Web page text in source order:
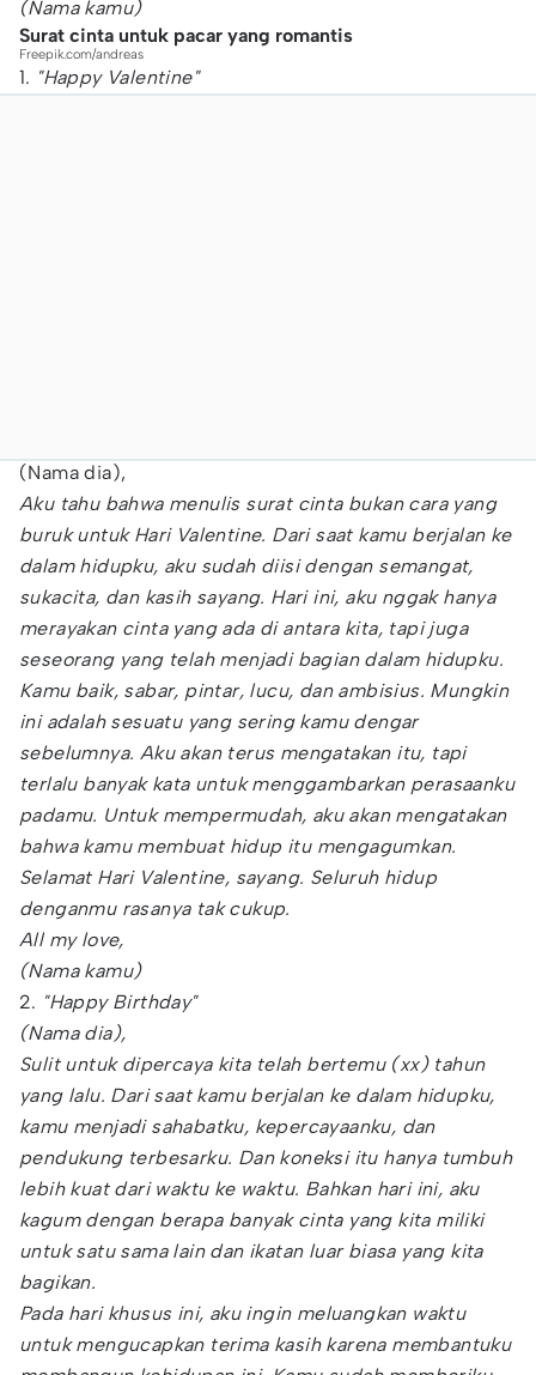
(Nama kamu)
Surat cinta untuk pacar yang romantis
Freepik.com/andreas
1. "Happy Valentine"
(Nama dia),
Aku tahu bahwa menulis surat cinta bukan cara yang
buruk untuk Hari Valentine. Dari saat kamu berjalan ke
dalam hidupku, aku sudah diisi dengan semangat,
sukacita, dan kasih sayang. Hari ini, aku nggak hanya
merayakan cinta yang ada di antara kita, tapi juga
seseorang yang telah menjadi bagian dalam hidupku.
Kamu baik, sabar, pintar, lucu, dan ambisius. Mungkin
ini adalah sesuatu yang sering kamu dengar
sebelumnya. Aku akan terus mengatakan itu, tapi
terlalu banyak kata untuk menggambarkan perasaanku
padamu. Untuk mempermudah, aku akan mengatakan
bahwa kamu membuat hidup itu mengagumkan.
Selamat Hari Valentine, sayang. Seluruh hidup
denganmu rasanya tak cukup.
All my love,
(Nama kamu)
2. "Happy Birthday"
(Nama dia),
Sulit untuk dipercaya kita telah bertemu (xx) tahun
yang lalu. Dari saat kamu berjalan ke dalam hidupku,
kamu menjadi sahabatku, kepercayaanku, dan
pendukung terbesarku. Dan koneksi itu hanya tumbuh
lebih kuat dari waktu ke waktu. Bahkan hari ini, aku
kagum dengan berapa banyak cinta yang kita miliki
untuk satu sama lain dan ikatan luar biasa yang kita
bagikan.
Pada hari khusus ini, aku ingin meluangkan waktu
untuk mengucapkan terima kasih karena membantuku